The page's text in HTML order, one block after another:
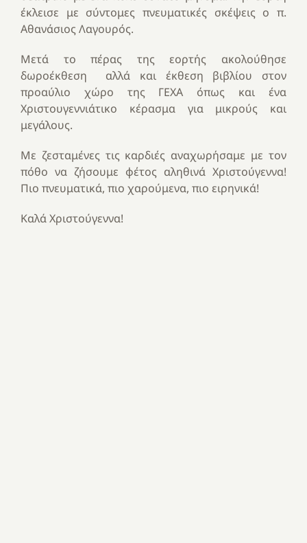
έκλεισε με σύντομες πνευματικές σκέψεις ο π.
Αθανάσιος Λαγουρός.
Μετά το πέρας της εορτής ακολούθησε
δωροέκθεση αλλά και έκθεση βιβλίου στον
προαύλιο χώρο της ΓΕΧΑ όπως και ένα
Χριστουγεννιάτικο κέρασμα για μικρούς και
μεγάλους.
Με ζεσταμένες τις καρδιές αναχωρήσαμε με τον
πόθο να ζήσουμε φέτος αληθινά Χριστούγεννα!
Πιο πνευματικά, πιο χαρούμενα, πιο ειρηνικά!
Καλά Χριστούγεννα!